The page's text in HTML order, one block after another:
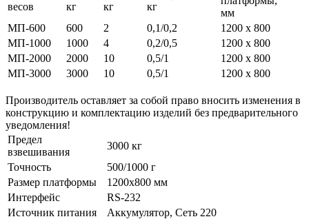
весов
кг
кг
кг
мм
МП-600
600 2 0,1/0,2
1200 x 800
МП-1000
1000 4 0,2/0,5
1200 x 800
МП-2000
2000 10 0,5/1
1200 x 800
МП-3000
3000 10 0,5/1 1200 x 800
Производитель оставляет за собой право вносить изменения в
конструкцию и комплектацию изделий без предварительного
уведомления!
Предел
взвешивания
3000 кг
Точность
500/1000 г
Размер платформы
1200x800 мм
Интерфейс
RS-232
Источник питания
Аккумулятор, Сеть 220